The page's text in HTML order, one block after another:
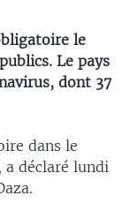
le
Le pays
dont 37
dans le
déclaré lundi